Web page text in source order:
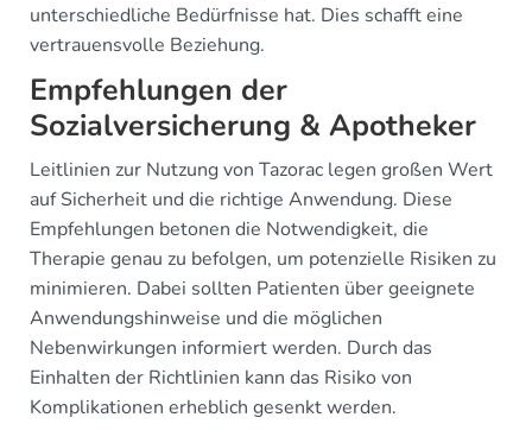
unterschiedliche Bedürfnisse hat. Dies schafft eine
vertrauensvolle Beziehung.
Empfehlungen der
Sozialversicherung & Apotheker
Leitlinien zur Nutzung von Tazorac legen großen Wert
auf Sicherheit und die richtige Anwendung. Diese
Empfehlungen betonen die Notwendigkeit, die
Therapie genau zu befolgen, um potenzielle Risiken zu
minimieren. Dabei sollten Patienten über geeignete
Anwendungshinweise und die möglichen
Nebenwirkungen informiert werden. Durch das
Einhalten der Richtlinien kann das Risiko von
Komplikationen erheblich gesenkt werden.